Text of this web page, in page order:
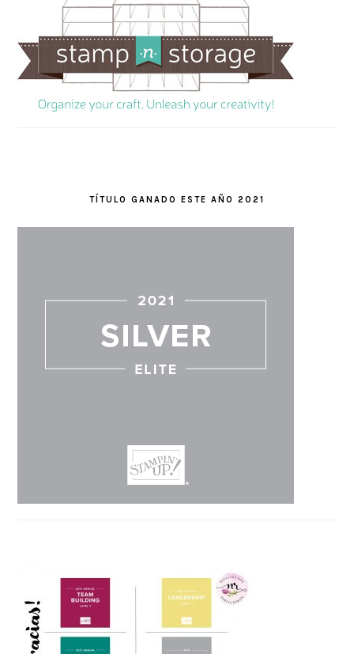
TÍTULO GANADO ESTE AÑO 2021